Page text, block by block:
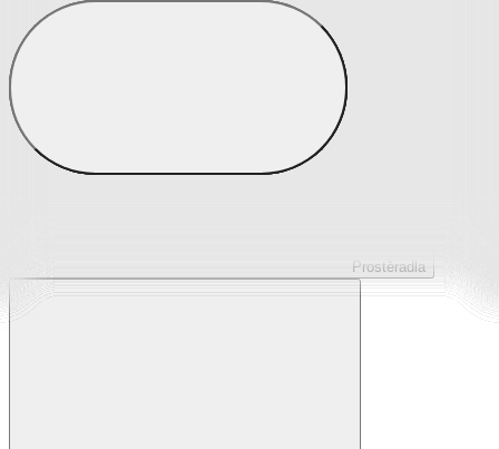
Prostěradla z mikroplyše
Prostěradla froté
Prostěradla